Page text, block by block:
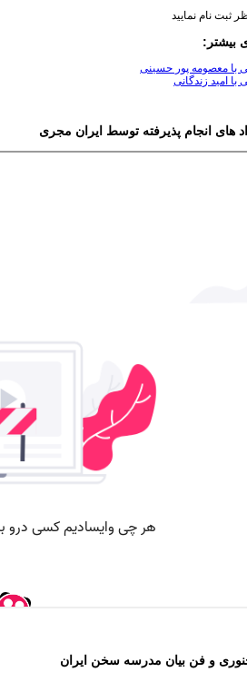
ثبت نام نمایید
بیشتر:
با معصومه پور حسینی
با امید زندگانی
های انجام پذیرفته توسط ایران مجری
و فن بیان مدرسه سخن ایران